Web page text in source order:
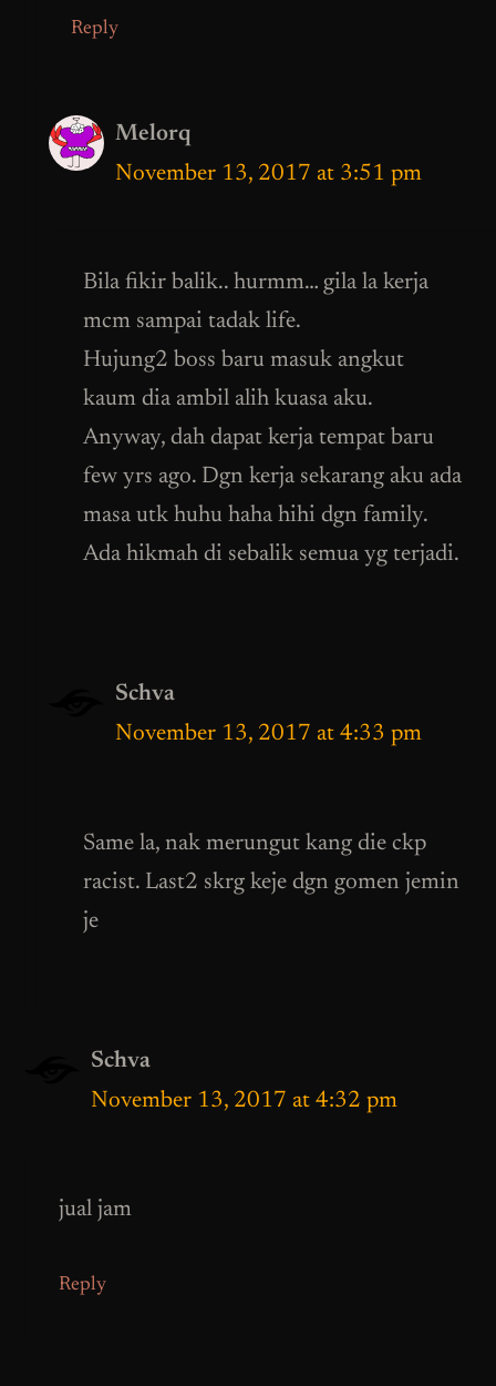
Reply
Melorq
November 13, 2017 at 3:51 pm
Bila fikir balik.. hurmm… gila la kerja
mcm sampai tadak life.
Hujung2 boss baru masuk angkut
kaum dia ambil alih kuasa aku.
Anyway, dah dapat kerja tempat baru
few yrs ago. Dgn kerja sekarang aku ada
masa utk huhu haha hihi dgn family.
Ada hikmah di sebalik semua yg terjadi.
Schva
November 13, 2017 at 4:33 pm
Same la, nak merungut kang die ckp
racist. Last2 skrg keje dgn gomen jemin
je
Schva
November 13, 2017 at 4:32 pm
jual jam
Reply